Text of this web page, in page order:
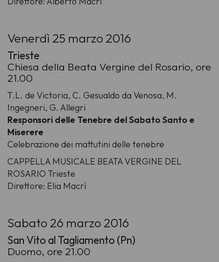
Venerdì 25 marzo 2016
Trieste
Chiesa della Beata Vergine del Rosario, ore
21.00
T.L. de Victoria, C. Gesualdo da Venosa, M.
Ingegneri, G. Allegri
Responsori delle Tenebre del Sabato Santo e
Miserere
Celebrazione dei mattutini delle tenebre
CAPPELLA MUSICALE BEATA VERGINE DEL
ROSARIO Trieste
Direttore: Elia Macrì
Sabato 26 marzo 2016
San Vito al Tagliamento (Pn)
Duomo, ore 21.00